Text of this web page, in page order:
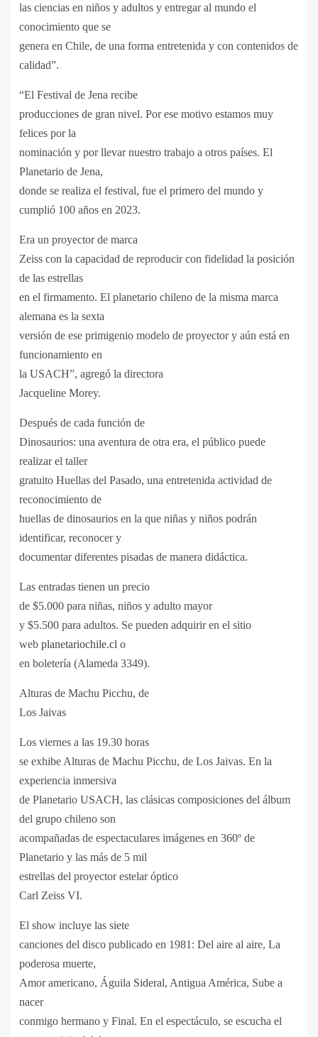
las ciencias en niños y adultos y entregar al mundo el
conocimiento que se
genera en Chile, de una forma entretenida y con contenidos de
calidad”.
“El Festival de Jena recibe
producciones de gran nivel. Por ese motivo estamos muy
felices por la
nominación y por llevar nuestro trabajo a otros países. El
Planetario de Jena,
donde se realiza el festival, fue el primero del mundo y
cumplió 100 años en 2023.
Era un proyector de marca
Zeiss con la capacidad de reproducir con fidelidad la posición
de las estrellas
en el firmamento. El planetario chileno de la misma marca
alemana es la sexta
versión de ese primigenio modelo de proyector y aún está en
funcionamiento en
la USACH”, agregó la directora
Jacqueline Morey.
Después de cada función de
Dinosaurios: una aventura de otra era, el público puede
realizar el taller
gratuito Huellas del Pasado, una entretenida actividad de
reconocimiento de
huellas de dinosaurios en la que niñas y niños podrán
identificar, reconocer y
documentar diferentes pisadas de manera didáctica.
Las entradas tienen un precio
de $5.000 para niñas, niños y adulto mayor
y $5.500 para adultos. Se pueden adquirir en el sitio
web planetariochile.cl o
en boletería (Alameda 3349).
Alturas de Machu Picchu, de
Los Jaivas
Los viernes a las 19.30 horas
se exhibe Alturas de Machu Picchu, de Los Jaivas. En la
experiencia inmersiva
de Planetario USACH, las clásicas composiciones del álbum
del grupo chileno son
acompañadas de espectaculares imágenes en 360º de
Planetario y las más de 5 mil
estrellas del proyector estelar óptico
Carl Zeiss VI.
El show incluye las siete
canciones del disco publicado en 1981: Del aire al aire, La
poderosa muerte,
Amor americano, Águila Sideral, Antigua América, Sube a
nacer
conmigo hermano y Final. En el espectáculo, se escucha el